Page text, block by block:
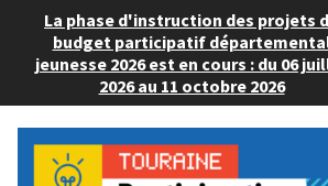
La phase d'instruction des projets
budget participatif
jeunesse 2026 est en cours : du 06
2026 au 11 octobre 2026